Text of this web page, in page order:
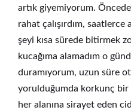
artık giyemiyorum.
rahat çalışırdım, saatlerce
şeyi kısa sürede bitirmek
kucağıma alamadım o
duramıyorum, uzun süre
yorulduğumda korkunç bir
her alanına sirayet eden